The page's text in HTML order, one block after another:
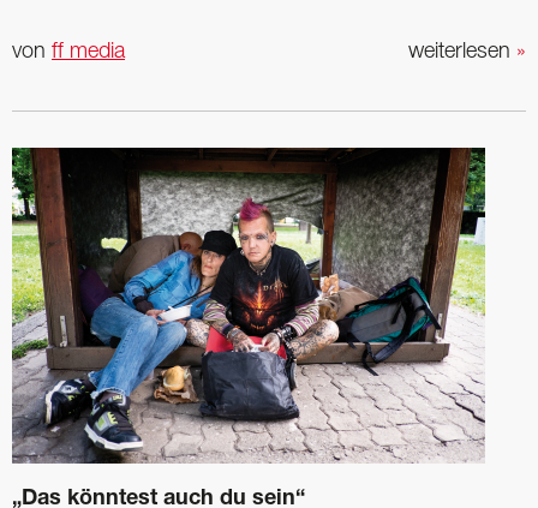
weiterlesen »
von ff media
„Das könntest auch du sein“